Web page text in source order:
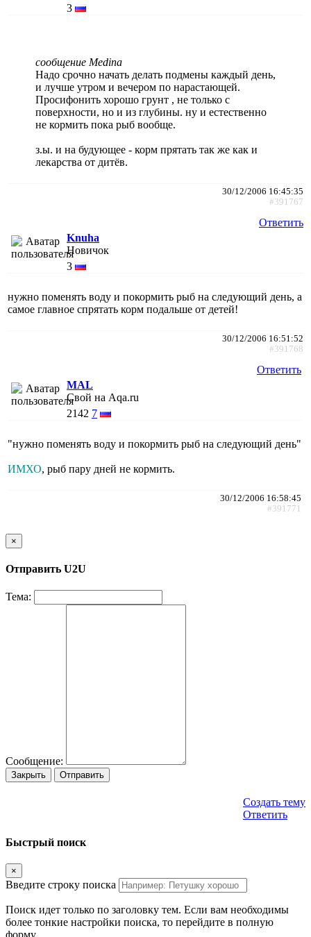
3
сообщение Medina
Надо срочно начать делать подмены каждый день,
и лучше утром и вечером по нарастающей.
Просифонить хорошо грунт , не только с
поверхности, но и из глубины. ну и естественно
не кормить пока рыб вообще.
з.ы. и на будующее - корм прятать так же как и
лекарства от дитёв.
30/12/2006 16:45:35
#391767
Ответить
Knuha
Новичок
3
нужно поменять воду и покормить рыб на следующий день, а
самое главное спрятать корм подальше от детей!
30/12/2006 16:51:52
#391768
Ответить
MAL
Свой на Aqa.ru
2142 7
"нужно поменять воду и покормить рыб на следующий день"
ИМХО, рыб пару дней не кормить.
30/12/2006 16:58:45
#391771
×
Отправить U2U
Тема:
Сообщение:
Закрыть Отправить
Создать тему
Ответить
Быстрый поиск
×
Введите строку поиска
Поиск идет только по заголовку тем. Если вам необходимы
более тонкие настройки поиска, то перейдите в полную
форму.